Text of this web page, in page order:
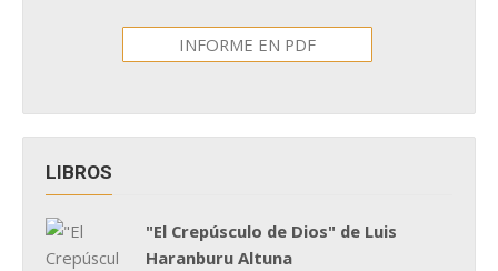
INFORME EN PDF
LIBROS
"El Crepúsculo de Dios" de Luis
Haranburu Altuna